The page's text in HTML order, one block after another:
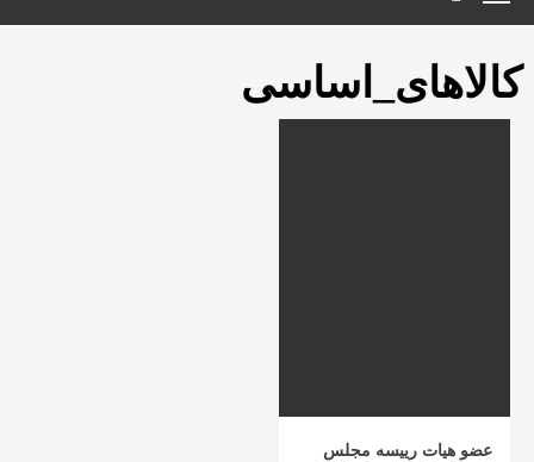
کالاهای_اساسی
عضو هیات رییسه مجلس